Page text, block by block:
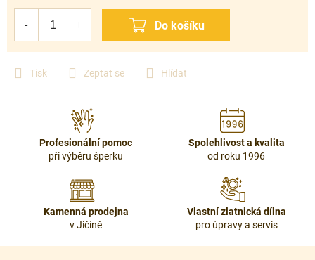
Tisk Zeptat se Hlídat
Profesionální pomoc
při výběru šperku
Spolehlivost a kvalita
od roku 1996
Kamenná prodejna
v Jičíně
Vlastní zlatnická dílna
pro úpravy a servis